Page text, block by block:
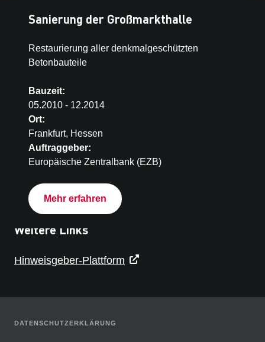
Sanierung der Großmarkthalle
Restaurierung aller denkmalgeschützten
Betonbauteile
Bauzeit:
05.2010 - 12.2014
Ort:
Frankfurt, Hessen
Auftraggeber:
Europäische Zentralbank (EZB)
Mehr erfahren
TORKRET GmbH
D-45141 Essen
Fax: +49 201 2943-120
+49 201 2943-0
Weitere Links
Hinweisgeber-Plattform
DATENSCHUTZERKLÄRUNG